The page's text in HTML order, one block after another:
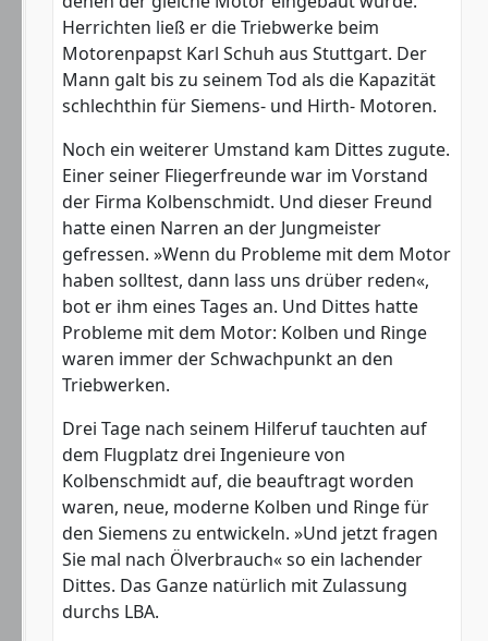
Herrichten ließ er die Triebwerke beim
Motorenpapst Karl Schuh aus Stuttgart. Der
Mann galt bis zu seinem Tod als die Kapazität
schlechthin für Siemens- und Hirth- Motoren.
Noch ein weiterer Umstand kam Dittes zugute.
Einer seiner Fliegerfreunde war im Vorstand
der Firma Kolbenschmidt. Und dieser Freund
hatte einen Narren an der Jungmeister
gefressen. »Wenn du Probleme mit dem Motor
haben solltest, dann lass uns drüber reden«,
bot er ihm eines Tages an. Und Dittes hatte
Probleme mit dem Motor: Kolben und Ringe
waren immer der Schwachpunkt an den
Triebwerken.
Drei Tage nach seinem Hilferuf tauchten auf
dem Flugplatz drei Ingenieure von
Kolbenschmidt auf, die beauftragt worden
waren, neue, moderne Kolben und Ringe für
den Siemens zu entwickeln. »Und jetzt fragen
Sie mal nach Ölverbrauch« so ein lachender
Dittes. Das Ganze natürlich mit Zulassung
durchs LBA.